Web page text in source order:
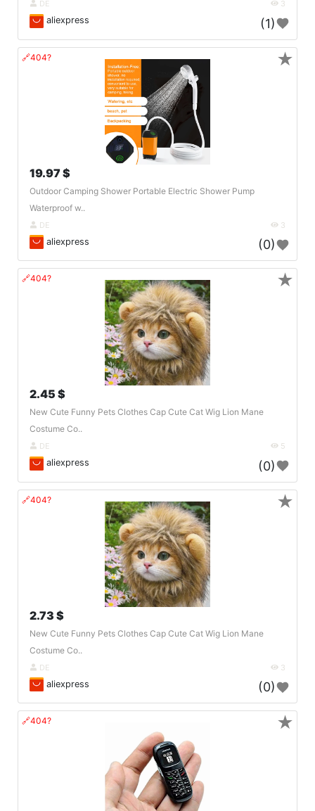
DE 3
aliexpress (1)
🔗404?
19.97 $
Outdoor Camping Shower Portable Electric Shower Pump
Waterproof w..
DE 3
aliexpress (0)
★
🔗404?
2.45 $
New Cute Funny Pets Clothes Cap Cute Cat Wig Lion Mane
Costume Co..
DE 5
aliexpress (0)
★
🔗404?
2.73 $
New Cute Funny Pets Clothes Cap Cute Cat Wig Lion Mane
Costume Co..
DE 3
aliexpress (0)
★
🔗404? ★